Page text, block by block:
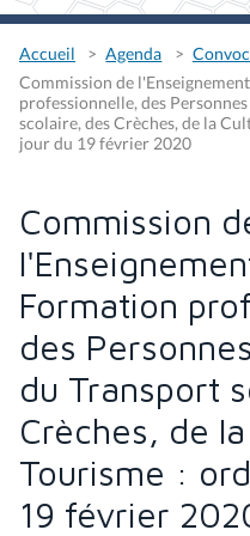
Accueil Agenda
Commission de
professionnelle, des
scolaire, des Crèches, de la
jour du 19 février 2020
Commission
Formation
des
du Transport
Crèches, de
Tourisme :
19 février